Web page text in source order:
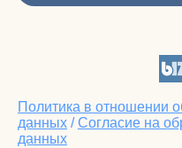
Политика в отношении
данных /Согласие на
данных